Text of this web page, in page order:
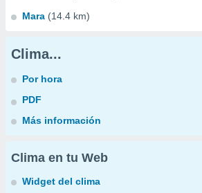
Mara (14.4 km)
Clima...
Por hora
PDF
Más información
Clima en tu Web
Widget del clima